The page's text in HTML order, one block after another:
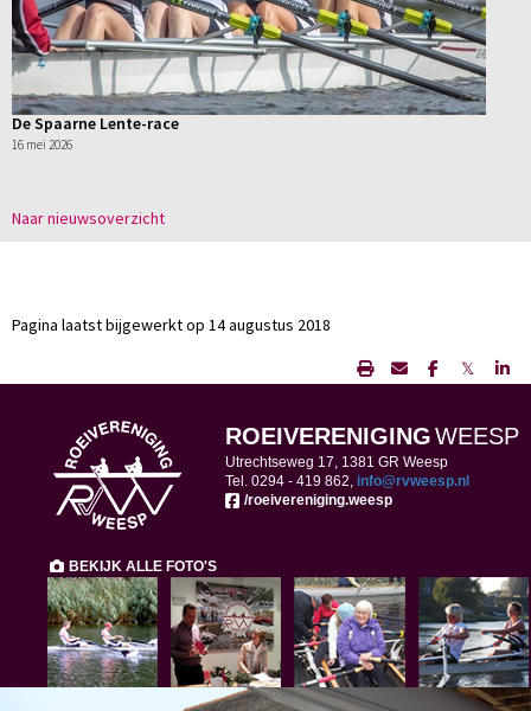
De Spaarne Lente-race
16 mei 2026
Naar nieuwsoverzicht
Pagina laatst bijgewerkt op 14 augustus 2018
𝕏
ROEIVERENIGINGWEESP
Utrechtseweg 17, 1381 GR Weesp
Tel. 0294 - 419 862, ofni@rvweesp.nl
/roeivereniging.weesp
BEKIJK ALLE FOTO'S